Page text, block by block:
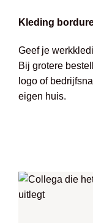
Kleding
Geef je
Bij grotere
logo of
eigen huis.